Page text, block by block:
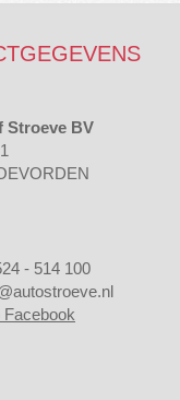
Stroeve BV
- 514 100
Facebook